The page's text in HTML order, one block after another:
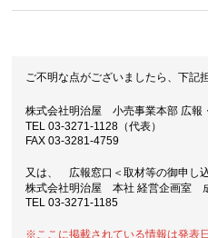
ご不明な点がございましたら、下記
株式会社明治屋 小売事業本部 広
TEL 03-3271-1128（代表）
FAX 03-3281-4759
又は、 広報窓口＜取材等の御申し
株式会社明治屋 本社 経営企画室
TEL 03-3271-1185
※ここに掲載されている情報は発表